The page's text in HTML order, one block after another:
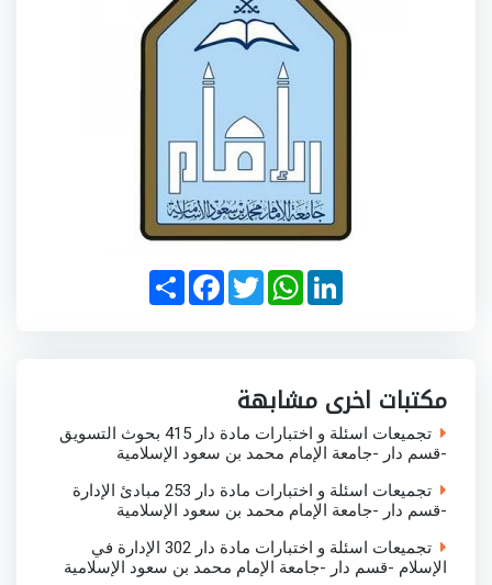
S
h
a
F
a
c
T
w
i
W
h
a
p
p
L
i
n
n
مكتبات اخرى مشابهة
تجميعات اسئلة و اختبارات مادة دار 415 بحوث التسويق
-قسم دار -جامعة الإمام محمد بن سعود الإسلامية
تجميعات اسئلة و اختبارات مادة دار 253 مبادئ الإدارة
-قسم دار -جامعة الإمام محمد بن سعود الإسلامية
تجميعات اسئلة و اختبارات مادة دار 302 الإدارة في
الإسلام -قسم دار -جامعة الإمام محمد بن سعود الإسلامية